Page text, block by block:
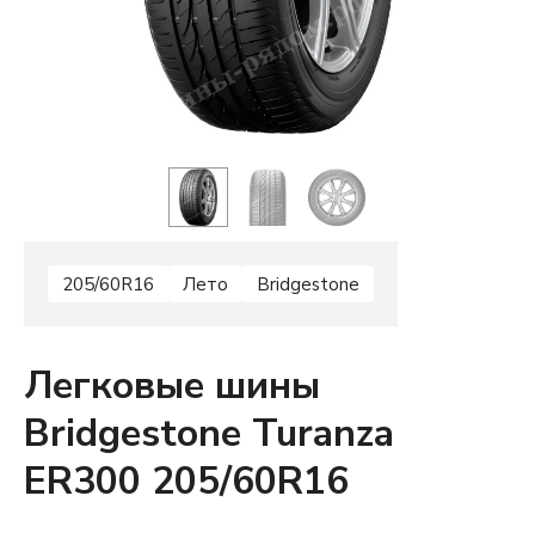
205/60R16 Лето Bridgestone
Легковые шины
Bridgestone Turanza
ER300 205/60R16